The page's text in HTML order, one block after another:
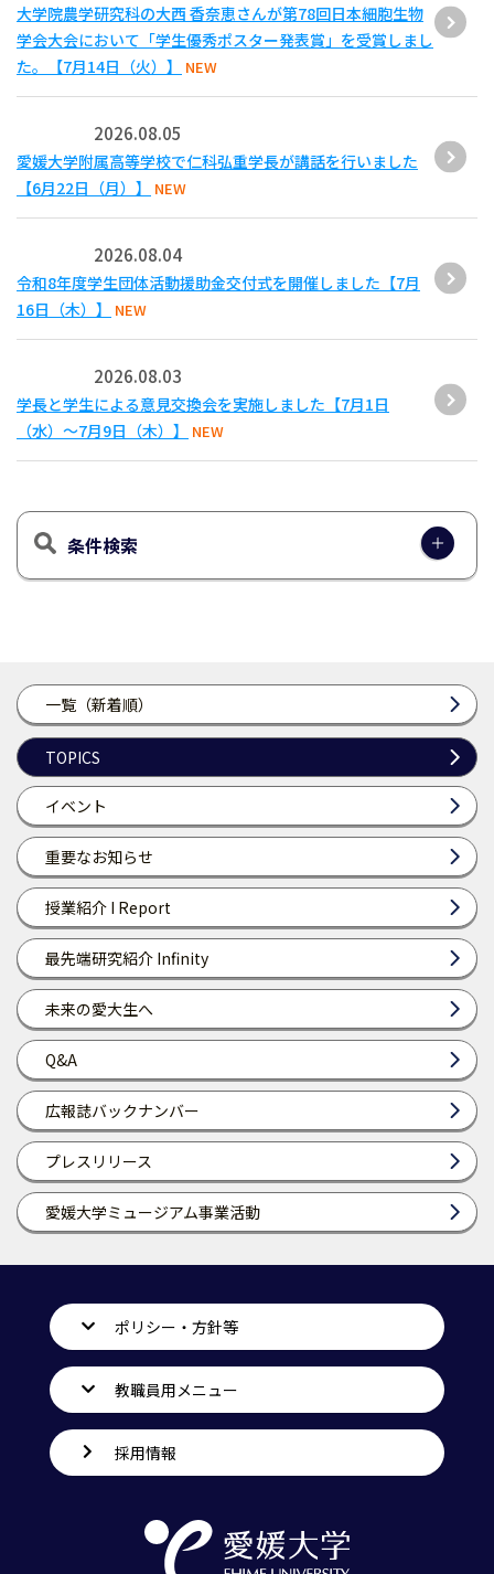
一覧（新着順）
TOPICS
イベント
重要なお知らせ
授業紹介 I Report
最先端研究紹介 Infinity
未来の愛大生へ
Q&A
広報誌バックナンバー
プレスリリース
愛媛大学ミュージアム事業活動
大学院農学研究科の大西 香奈恵さんが第78回日本細胞生物
学会大会において「学生優秀ポスター発表賞」を受賞しまし
た。【7月14日（火）】
NEW
2026.08.05
愛媛大学附属高等学校で仁科弘重学長が講話を行いました
【6月22日（月）】
NEW
2026.08.04
令和8年度学生団体活動援助金交付式を開催しました【7月
16日（木）】
NEW
2026.08.03
学長と学生による意見交換会を実施しました【7月1日
（水）～7月9日（木）】
NEW
条件検索
ポリシー・方針等
教職員用メニュー
採用情報